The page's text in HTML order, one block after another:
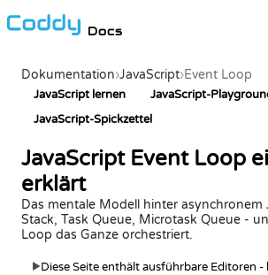
Docs
Dokumentation›JavaScript›Event Loop
JavaScript lernen
JavaScript-
JavaScript-Spickzettel
JavaScript Event Loop
erklärt
Das mentale Modell hinter asynchronem
Stack, Task Queue, Microtask Queue -
Loop das Ganze orchestriert.
▶Diese Seite enthält ausführbare Editoren -